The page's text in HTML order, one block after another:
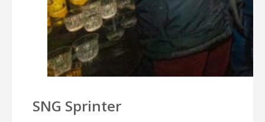
SNG Sprinter